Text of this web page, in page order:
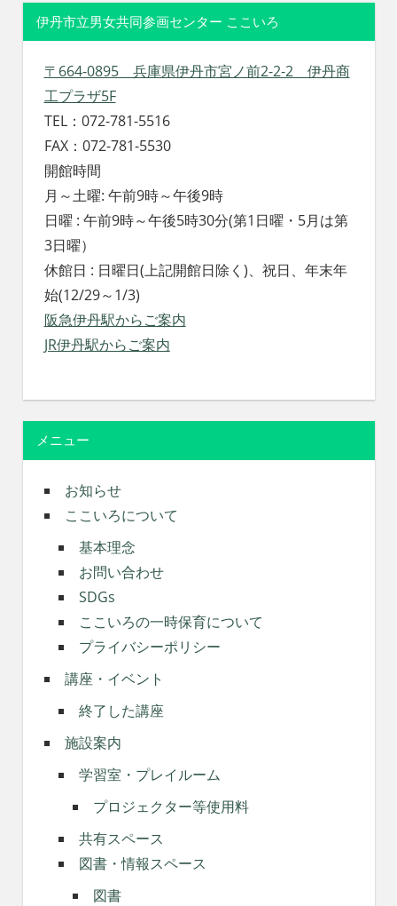
伊丹市立男女共同参画センター ここいろ
〒664-0895 兵庫県伊丹市宮ノ前2-2-2 伊丹商
工プラザ5F
TEL：072-781-5516
FAX：072-781-5530
開館時間
月～土曜: 午前9時～午後9時
日曜 : 午前9時～午後5時30分(第1日曜・5月は第
3日曜）
休館日 : 日曜日(上記開館日除く)、祝日、年末年
始(12/29～1/3)
阪急伊丹駅からご案内
JR伊丹駅からご案内
メニュー
お知らせ
ここいろについて
基本理念
お問い合わせ
SDGs
ここいろの一時保育について
プライバシーポリシー
講座・イベント
終了した講座
施設案内
学習室・プレイルーム
プロジェクター等使用料
共有スペース
図書・情報スペース
図書